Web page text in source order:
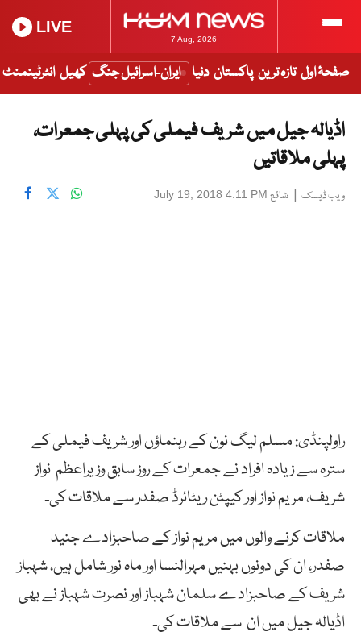
7 Aug, 2026
LIVE
صفحۂ اول تازہ ترین پاکستان دنیا ایران-اسرائیل جنگ کھیل انٹرٹینمنٹ
اڈیالہ جیل میں شریف فیملی کی پہلی جمعرات،
پہلی ملاقاتیں
ویب ڈیسک | شائع July 19, 2018 4:11 PM
راولپنڈی: مسلم لیگ نون کے رہنماؤں اور شریف فیملی کے
سترہ سے زیادہ افراد نے جمعرات کے روز سابق وزیراعظم نواز
شریف، مریم نواز اور کیپٹن ریٹائرڈ صفدر سے ملاقات کی۔
ملاقات کرنے والوں میں مریم نواز کے صاحبزادے جنید
صفدر، ان کی دونوں بہنیں مہرالنسا اور ماہ نور شامل ہیں، شہباز
شریف کے صاحبزادے سلمان شہباز اور نصرت شہباز نے بھی
اڈیالہ جیل میں ان سے ملاقات کی۔